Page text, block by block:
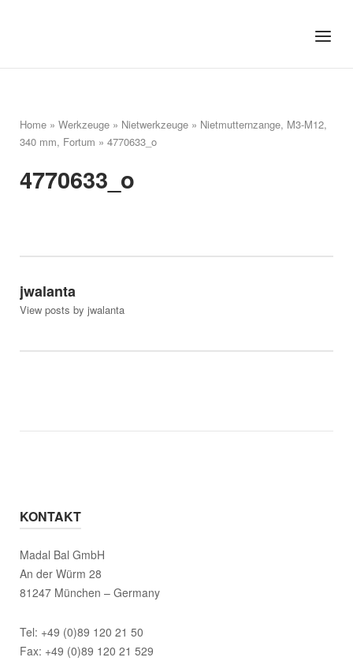
Menu
Home » Werkzeuge » Nietwerkzeuge » Nietmutternzange, M3-M12,
340 mm, Fortum » 4770633_o
4770633_o
jwalanta
View posts by jwalanta
KONTAKT
Madal Bal GmbH
An der Würm 28
81247 München – Germany
Tel: +49 (0)89 120 21 50
Fax: +49 (0)89 120 21 529